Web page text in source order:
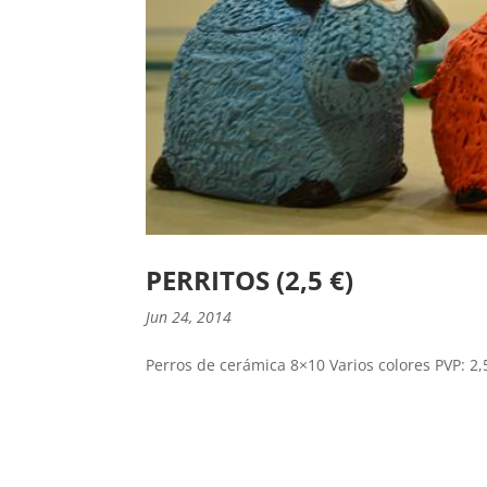
PERRITOS (2,5 €)
Jun 24, 2014
Perros de cerámica 8×10 Varios colores PVP: